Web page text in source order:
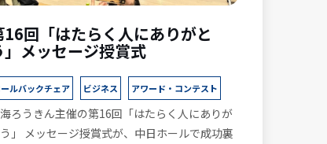
16回「はたらく人にありがと
」メッセージ授賞式
ルバックチェア ビジネス アワード・コンテスト
ろうきん主催の第16回「はたらく人にありが
」 メッセージ授賞式が、中日ホールで成功裏